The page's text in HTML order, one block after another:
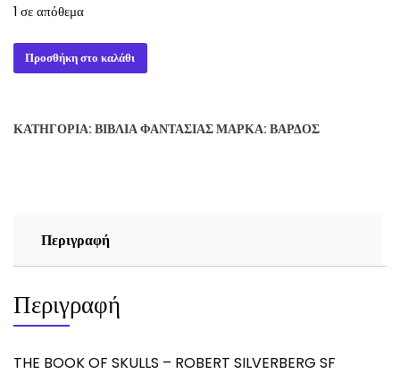
1 σε απόθεμα
THE
BOOK
-
ποσότητα
Προσθήκη στο καλάθι
ΚΑΤΗΓΟΡΊΑ: ΒΙΒΛΊΑ ΦΑΝΤΑΣΊΑΣΜΆΡΚΑ: ΒΆΡΔΟΣ
Περιγραφή
Περιγραφή
THE BOOK OF SKULLS – ROBERT SILVERBERG SF